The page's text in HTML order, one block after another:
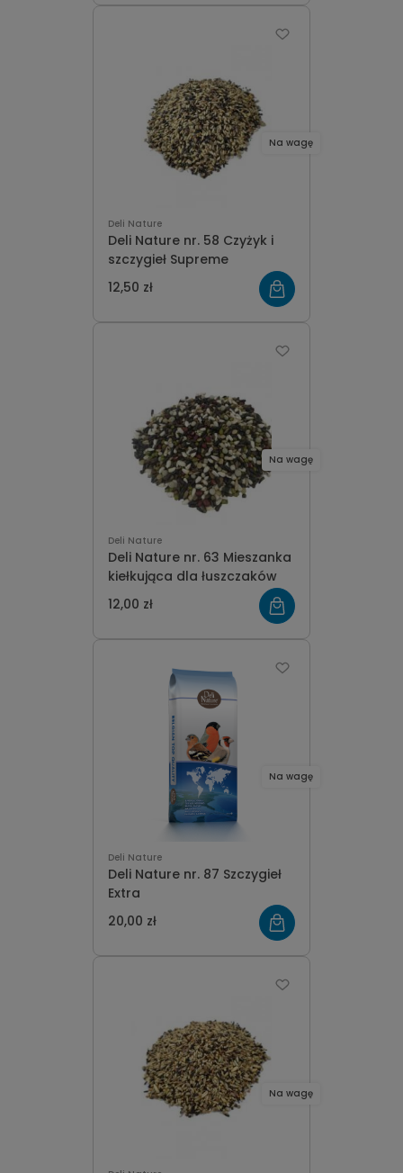
Deli Nature
Deli Nature nr. 58 Czyżyk i
szczygieł Supreme
12,50 zł
Na wagę
Deli Nature
Deli Nature nr. 63 Mieszanka
kiełkująca dla łuszczaków
12,00 zł
Na wagę
Deli Nature
Deli Nature nr. 87 Szczygieł
Extra
20,00 zł
Na wagę
Na wagę